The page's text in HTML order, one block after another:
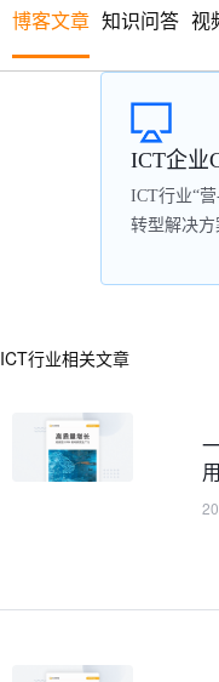
博客文章 知识问答 视
ICT企业
ICT行业“
转型解决方
ICT行业相关文章